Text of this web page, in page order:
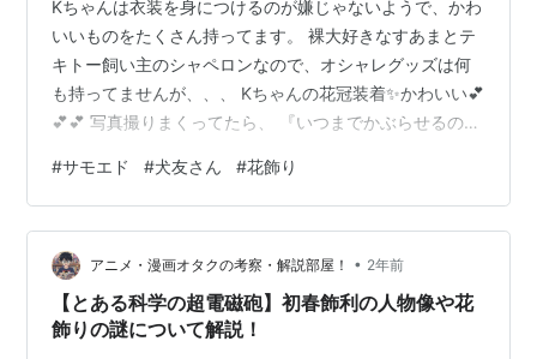
Kちゃんは衣装を身につけるのが嫌じゃないようで、かわ
いいものをたくさん持ってます。 裸大好きなすあまとテ
キトー飼い主のシャペロンなので、オシャレグッズは何
も持ってませんが、、、 Kちゃんの花冠装着✨かわいい💕
💕💕 写真撮りまくってたら、 『いつまでかぶらせるのよ
たら次は、、、 お花の首飾りよ、これはかぶりものより
いいよね。 かわいいなぁ💕😍 『ちょっと💢いつまでやら
せるのよ💢』 また、怒ってます😅 すあまは裸族だもん
ね、ごめんごめん。 でも、たまに飾りつけるとかわいい
です😍 もういいよ、Kちゃんと遊んでね。 すあまはやっ
ぱり裸が1番☝️
#サモエド #犬友さん #花飾り
アニメ・漫画オタクの考察・解説部屋！ • 2年前
【とある科学の超電磁砲】初春飾利の人物像や花
飾りの謎について解説！